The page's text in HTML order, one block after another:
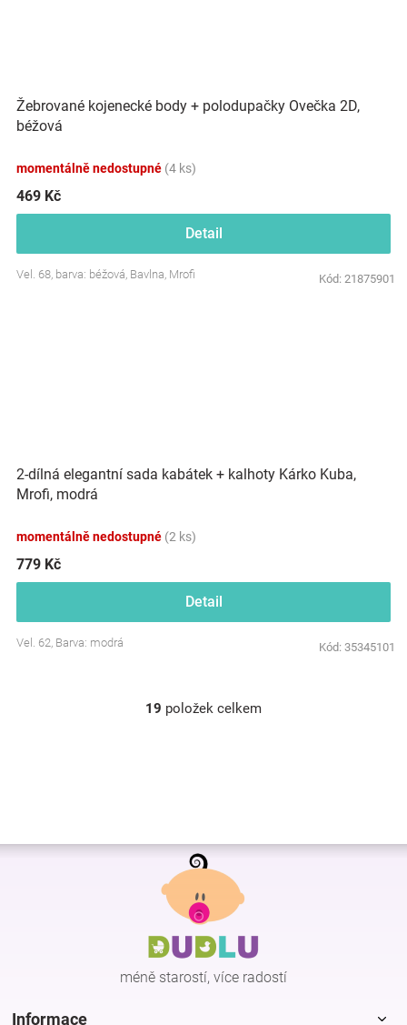
Žebrované kojenecké body + polodupačky Ovečka 2D,
béžová
momentálně nedostupné (4 ks)
469 Kč
Detail
Vel. 68, barva: béžová, Bavlna, Mrofi Kód: 21875901
2-dílná elegantní sada kabátek + kalhoty Kárko Kuba,
Mrofi, modrá
momentálně nedostupné (2 ks)
779 Kč
Detail
Vel. 62, Barva: modrá Kód: 35345101
O
p
r
v
k
y
v
ý
p
19 položek celkem
Z
méně starostí, více radostí
Informace